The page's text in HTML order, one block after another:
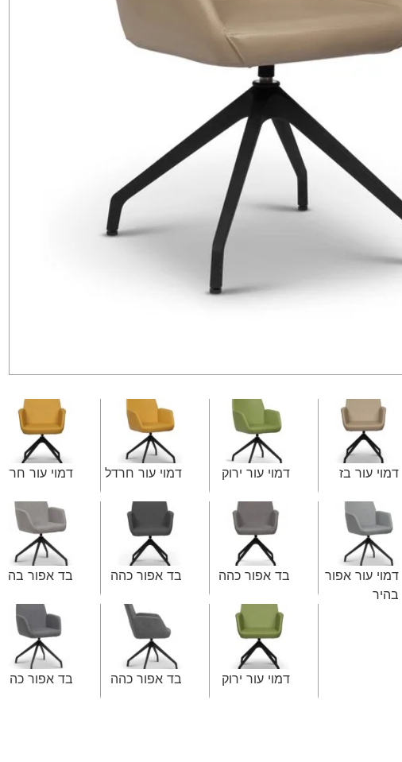
דמוי עור בז דמוי עור ירוק דמוי עור חרדל דמוי עור
דמוי עור אפור
בהיר
בד אפור כהה בד אפור כהה בד אפור
דמוי עור ירוק בד אפור כהה בד אפור כהה